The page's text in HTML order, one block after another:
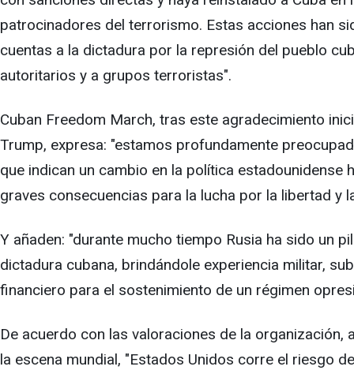
patrocinadores del terrorismo. Estas acciones han
cuentas a la dictadura por la represión del pueblo
autoritarios y a grupos terroristas".
Cuban Freedom March, tras este agradecimiento
Trump, expresa: "estamos profundamente
que indican un cambio en la política estadounidense
graves consecuencias para la lucha por la libertad y
Y añaden: "durante mucho tiempo Rusia ha sido un
dictadura cubana, brindándole experiencia militar,
financiero para el sostenimiento de un régimen
De acuerdo con las valoraciones de la organización,
la escena mundial, "Estados Unidos corre el riesgo